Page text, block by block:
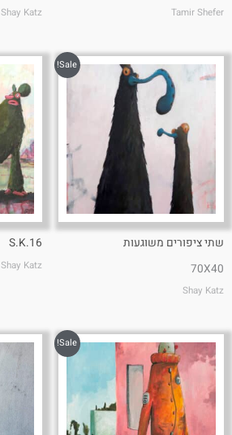
Tamir Shefer
Shay Katz
Sale!
שתי ציפורים משוגעות
70X40
Shay Katz
S.K.16
Shay Katz
Sale!